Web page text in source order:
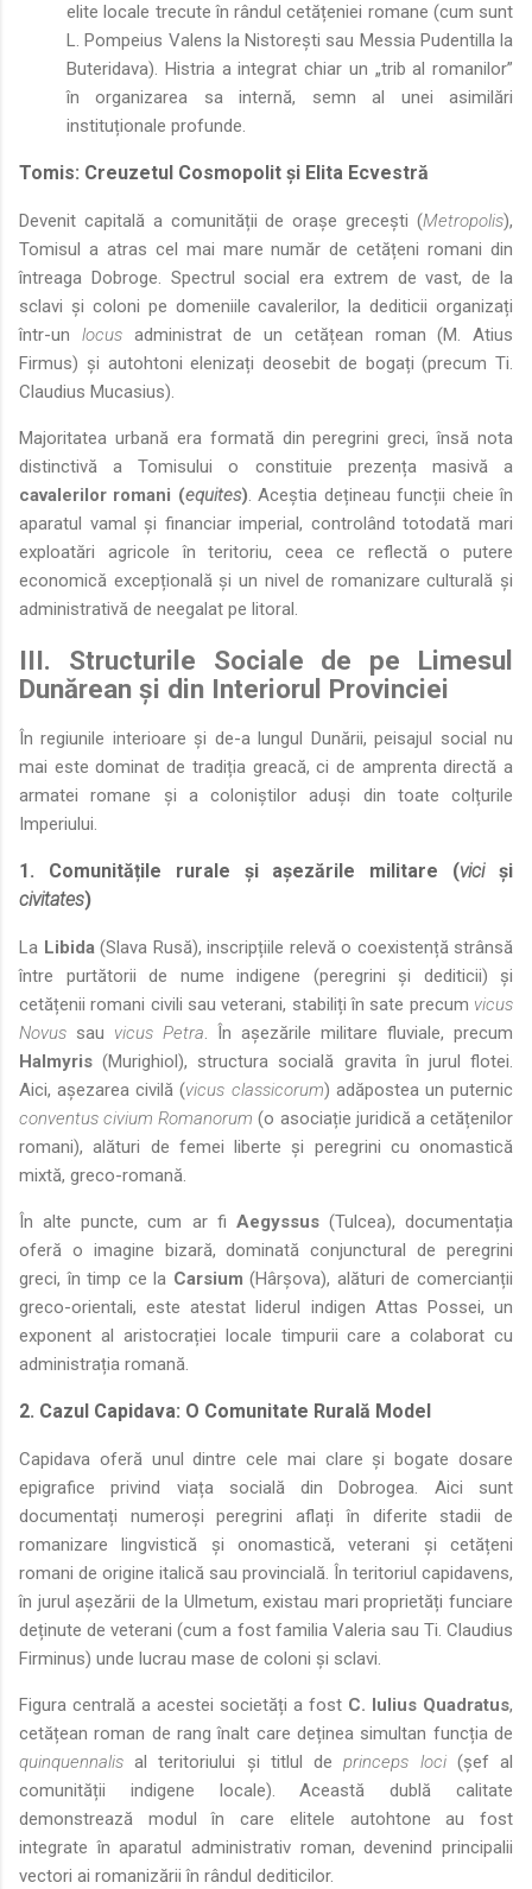
elite locale trecute în rândul cetățeniei romane (cum sunt
L. Pompeius Valens la Nistorești sau Messia Pudentilla la
Buteridava). Histria a integrat chiar un „trib al romanilor”
în organizarea sa internă, semn al unei asimilări
instituționale profunde.
Tomis: Creuzetul Cosmopolit și Elita Ecvestră
Devenit capitală a comunității de orașe grecești (Metropolis),
Tomisul a atras cel mai mare număr de cetățeni romani din
întreaga Dobroge. Spectrul social era extrem de vast, de la
sclavi și coloni pe domeniile cavalerilor, la dediticii organizați
într-un locusadministrat de un cetățean roman (M. Atius
Firmus) și autohtoni elenizați deosebit de bogați (precum Ti.
Claudius Mucasius).
Majoritatea urbană era formată din peregrini greci, însă nota
distinctivă a Tomisului o constituie prezența masivă a
cavalerilor romani (equites). Aceștia dețineau funcții cheie în
aparatul vamal și financiar imperial, controlând totodată mari
exploatări agricole în teritoriu, ceea ce reflectă o putere
economică excepțională și un nivel de romanizare culturală și
administrativă de neegalat pe litoral.
III. Structurile Sociale de pe Limesul
Dunărean și din Interiorul Provinciei
În regiunile interioare și de-a lungul Dunării, peisajul social nu
mai este dominat de tradiția greacă, ci de amprenta directă a
armatei romane și a coloniștilor aduși din toate colțurile
Imperiului.
1. Comunitățile rurale și așezările militare (viciși
civitates)
La Libida(Slava Rusă), inscripțiile relevă o coexistență strânsă
între purtătorii de nume indigene (peregrini și dediticii) și
cetățenii romani civili sau veterani, stabiliți în sate precum vicus
Novus sau vicus Petra. În așezările militare fluviale, precum
Halmyris (Murighiol), structura socială gravita în jurul flotei.
Aici, așezarea civilă (vicus classicorum) adăpostea un puternic
conventus civium Romanorum (o asociație juridică a cetățenilor
romani), alături de femei liberte și peregrini cu onomastică
mixtă, greco-romană.
În alte puncte, cum ar fi Aegyssus(Tulcea), documentația
oferă o imagine bizară, dominată conjunctural de peregrini
greci, în timp ce la Carsium (Hârșova), alături de comercianții
greco-orientali, este atestat liderul indigen Attas Possei, un
exponent al aristocrației locale timpurii care a colaborat cu
administrația romană.
2. Cazul Capidava: O Comunitate Rurală Model
Capidava oferă unul dintre cele mai clare și bogate dosare
epigrafice privind viața socială din Dobrogea. Aici sunt
documentați numeroși peregrini aflați în diferite stadii de
romanizare lingvistică și onomastică, veterani și cetățeni
romani de origine italică sau provincială. În teritoriul capidavens,
în jurul așezării de la Ulmetum, existau mari proprietăți funciare
deținute de veterani (cum a fost familia Valeria sau Ti. Claudius
Firminus) unde lucrau mase de coloni și sclavi.
Figura centrală a acestei societăți a fost C. Iulius Quadratus,
cetățean roman de rang înalt care deținea simultan funcția de
quinquennalis al teritoriului și titlul deprinceps loci(șef al
comunității indigene locale). Această dublă calitate
demonstrează modul în care elitele autohtone au fost
integrate în aparatul administrativ roman, devenind principalii
vectori ai romanizării în rândul dediticilor.